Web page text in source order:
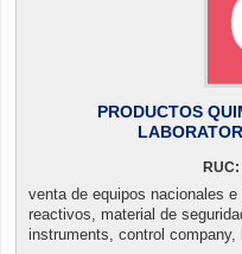
PRODUCTOS
venta de equipos nacionales
reactivos, material de
instruments, control